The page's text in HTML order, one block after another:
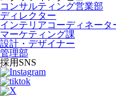
コンサルティング営業部
ディレクター
インテリアコーディネータ
マーケティング課
設計・デザイナー
管理部
採用SNS